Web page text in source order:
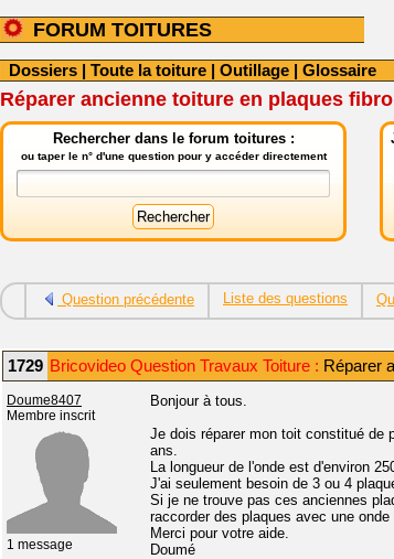
FORUM TOITURES
Dossiers | Toute la toiture | Outillage | Glossaire
Réparer ancienne toiture en plaques
Rechercher dans le forum toitures :
ou taper le n° d'une question pour y accéder directement
Question précédente Liste des questions
1729 Bricovideo Question Travaux Toiture : Réparer
Doume8407
Membre inscrit
1 message
Bonjour à tous.
Je dois réparer mon toit constitué de
ans.
La longueur de l'onde est d'environ
J'ai seulement besoin de 3 ou 4
Si je ne trouve pas ces anciennes
raccorder des plaques avec une
Merci pour votre aide.
Doumé